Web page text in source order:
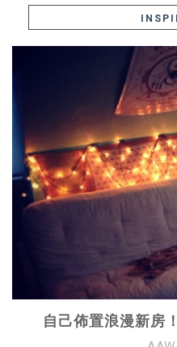
自己佈置浪漫新房